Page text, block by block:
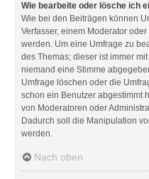
Wie bearbeite oder lösche ich
Wie bei den Beiträgen können
Verfasser, einem Moderator
werden. Um eine Umfrage zu
des Themas; dieser ist immer
niemand eine Stimme
Umfrage löschen oder die
schon ein Benutzer abgestimmt
von Moderatoren oder
Dadurch soll die Manipulation
werden.
Nach oben